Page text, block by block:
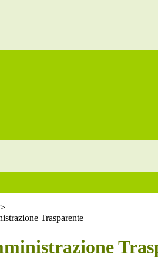
>
Trasparente